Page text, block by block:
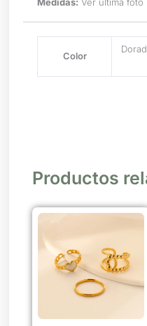
Medidas: Ver última foto
Color
Productos